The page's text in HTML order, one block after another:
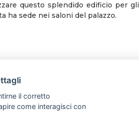
questo splendido edificio per gli
ha sede nei saloni del palazzo.
il corretto
come interagisci con